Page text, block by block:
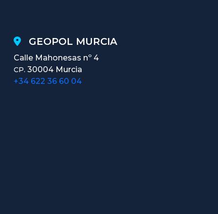
GEOPOL MURCIA
Calle Mahonesas nº 4
CP. 30004 Murcia
+34 622 36 60 04